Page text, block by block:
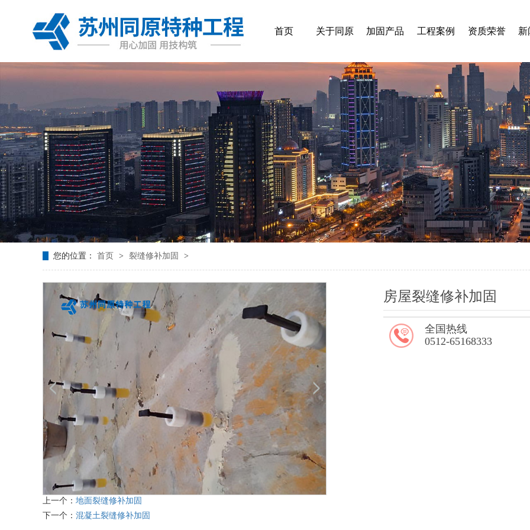
首页 关于同原 加固产品 工程案例 资质荣誉 新
您的位置： 首页 > 裂缝修补加固 >
房屋裂缝修补加固
全国热线
0512-65168333
上一个： 地面裂缝修补加固
下一个： 混凝土裂缝修补加固